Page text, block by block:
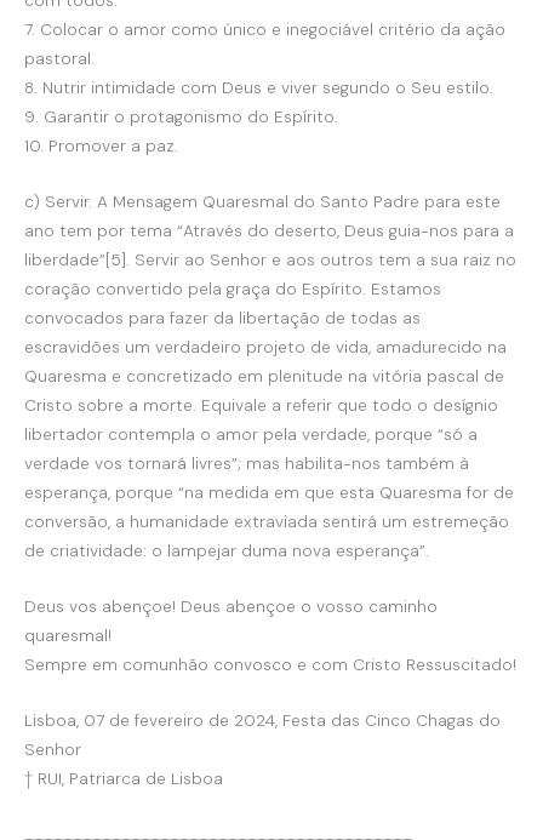
7. Colocar o amor como único e inegociável critério da ação
pastoral.
8. Nutrir intimidade com Deus e viver segundo o Seu estilo.
9. Garantir o protagonismo do Espírito.
10. Promover a paz.
c) Servir. A Mensagem Quaresmal do Santo Padre para este
ano tem por tema “Através do deserto, Deus guia-nos para a
liberdade”[5]. Servir ao Senhor e aos outros tem a sua raiz no
coração convertido pela graça do Espírito. Estamos
convocados para fazer da libertação de todas as
escravidões um verdadeiro projeto de vida, amadurecido na
Quaresma e concretizado em plenitude na vitória pascal de
Cristo sobre a morte. Equivale a referir que todo o desígnio
libertador contempla o amor pela verdade, porque “só a
verdade vos tornará livres”; mas habilita-nos também à
esperança, porque “na medida em que esta Quaresma for de
conversão, a humanidade extraviada sentirá um estremeção
de criatividade: o lampejar duma nova esperança”.
Deus vos abençoe! Deus abençoe o vosso caminho
quaresmal!
Sempre em comunhão convosco e com Cristo Ressuscitado!
Lisboa, 07 de fevereiro de 2024, Festa das Cinco Chagas do
Senhor
† RUI, Patriarca de Lisboa